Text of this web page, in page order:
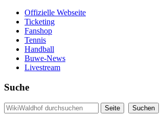
Offizielle Webseite
Ticketing
Fanshop
Tennis
Handball
Buwe-News
Livestream
Suche